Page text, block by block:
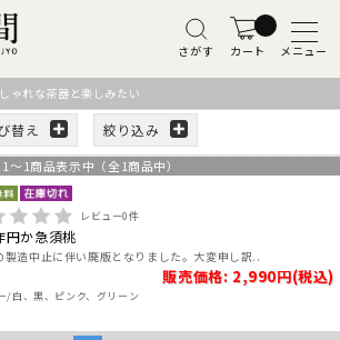
さがす カート メニュー
れな茶器と楽しみたい
替え 絞り込み
1 ～ 1商品表示中（全 1商品中）
レビュー0件
円か急須桃
製造中止に伴い廃版となりました。大変申し訳..
販売価格: 2,990円(税込)
/白、黒、ピンク、グリーン